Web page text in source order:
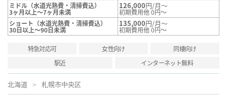
ミドル（水道光熱費・清掃費込）
3ヶ月以上～7ヶ月未満
126,000円/月～
初期費用他 0円～
ショート（水道光熱費・清掃費込）
30日以上～90日未満
135,000円/月～
初期費用他 0円～
特急対応可 女性向け
同棲向け
駅近
インターネット無料
北海道 札幌市中央区